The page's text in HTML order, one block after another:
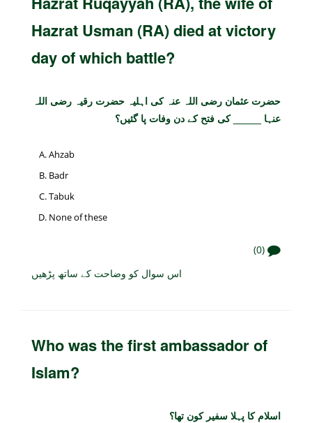
Hazrat Usman (RA) died at victory
day of which battle?
حضرت عثمان رضی اللہ عنہ کی اہلیہ حضرت رقیہ رضی اللہ
عنہا _____ کی فتح کے دن وفات پا گئیں؟
Ahzab
Badr
Tabuk
None of these
(0)
اس سوال کو وضاحت کے ساتھ پڑھیں
Who was the first ambassador of
Islam?
اسلام کا پہلا سفیر کون تھا؟